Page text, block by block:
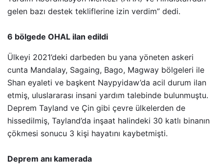
gelen bazı destek tekliflerine izin verdim” dedi.
6 bölgede OHAL ilan edildi
Ülkeyi 2021’deki darbeden bu yana yöneten askeri
cunta Mandalay, Sagaing, Bago, Magway bölgeleri ile
Shan eyaleti ve başkent Naypyidaw’da acil durum ilan
etmiş, uluslararası insani yardım talebinde bulunmuştu.
Deprem Tayland ve Çin gibi çevre ülkelerden de
hissedilmiş, Tayland’da inşaat halindeki 30 katlı binanın
çökmesi sonucu 3 kişi hayatını kaybetmişti.
Deprem anı kamerada